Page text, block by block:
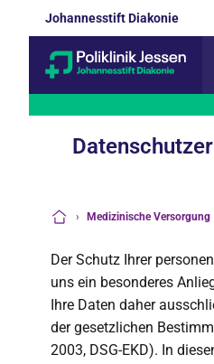
Johannesstift Diakonie
› Medizinische Versorgung
Der Schutz Ihrer
uns ein besonderes
Ihre Daten daher
der gesetzlichen
2003, DSG-EKD). In